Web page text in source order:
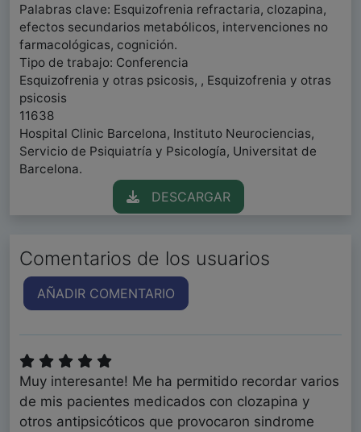
Palabras clave: Esquizofrenia refractaria, clozapina,
efectos secundarios metabólicos, intervenciones no
farmacológicas, cognición.
Tipo de trabajo: Conferencia
Esquizofrenia y otras psicosis, , Esquizofrenia y otras
psicosis
11638
Hospital Clinic Barcelona, Instituto Neurociencias,
Servicio de Psiquiatría y Psicología, Universitat de
Barcelona.
DESCARGAR
Comentarios de los usuarios
AÑADIR COMENTARIO
Muy interesante! Me ha permitido recordar varios
de mis pacientes medicados con clozapina y
otros antipsicóticos que provocaron sindrome